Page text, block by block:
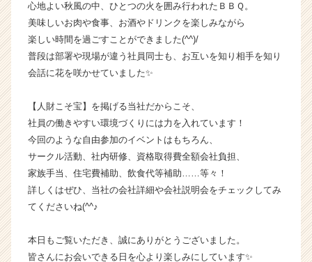
ト
チ
ア
キ
リ
ア
h
e
e
r
心地よい秋風の中、ひとつの火を囲み行われたＢＢＱ。
美味しいお肉や食事、お酒やドリンクを楽しみながら
楽しい時間を過ごすことができました(^^)/
普段は部署や現場が違う社員同士も、お互いを知り相手を知り
会話に花を咲かせていました✨
【人財こそ宝】を掲げる当社だからこそ、
社員の働きやすい環境づくりには力を入れています！
今回のような自由参加のイベントはもちろん、
サークル活動、社内研修、資格取得費全額会社負担、
家族手当、住宅費補助、飲食代等補助……等々！
詳しくはぜひ、当社の会社詳細や会社説明会をチェックしてみ
てくださいね(^^♪
本日もご覧いただき、誠にありがとうございました。
皆さんにお会いできる日を心より楽しみにしています✨